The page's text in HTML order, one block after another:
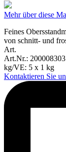
Mehr über diese
Feines
von schnitt- und
Art.
Art.Nr.: 200008303
kg/VE: 5 x 1 kg
Kontaktieren Sie